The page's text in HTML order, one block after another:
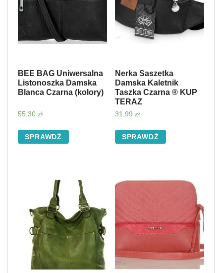
BEE BAG Uniwersalna
Listonoszka Damska
Blanca Czarna (kolory)
55,30 zł
SPRAWDŹ
Nerka Saszetka
Damska Kaletnik
Taszka Czarna ® KUP
TERAZ
31,99 zł
SPRAWDŹ